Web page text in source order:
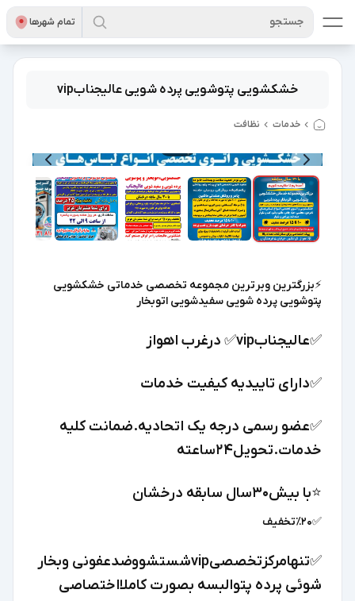
تمام شهر‌ها جستجو
خشکشویی پتوشویی پرده شویی عالیجنابvip
خدمات نظافت
⚡️بزرگترین وبرترین مجموعه تخصصی خدماتی خشکشویی
پتوشویی پرده شویی سفیدشویی اتوبخار
✅️عالیجنابvip✅️ درغرب اهواز
✅️دارای تاییدیه کیفیت خدمات
✅️عضو رسمی درجه یک اتحادیه.ضمانت کلیه
خدمات.تحویل۲۴ساعته
⭐️با بیش۳۰سال سابقه درخشان
✅️٪۲۰تخفیف
✅️تنهامرکزتخصصیvipشستشووضدعفونی وبخار
شوئی پرده پتوالبسه بصورت کاملااختصاصی